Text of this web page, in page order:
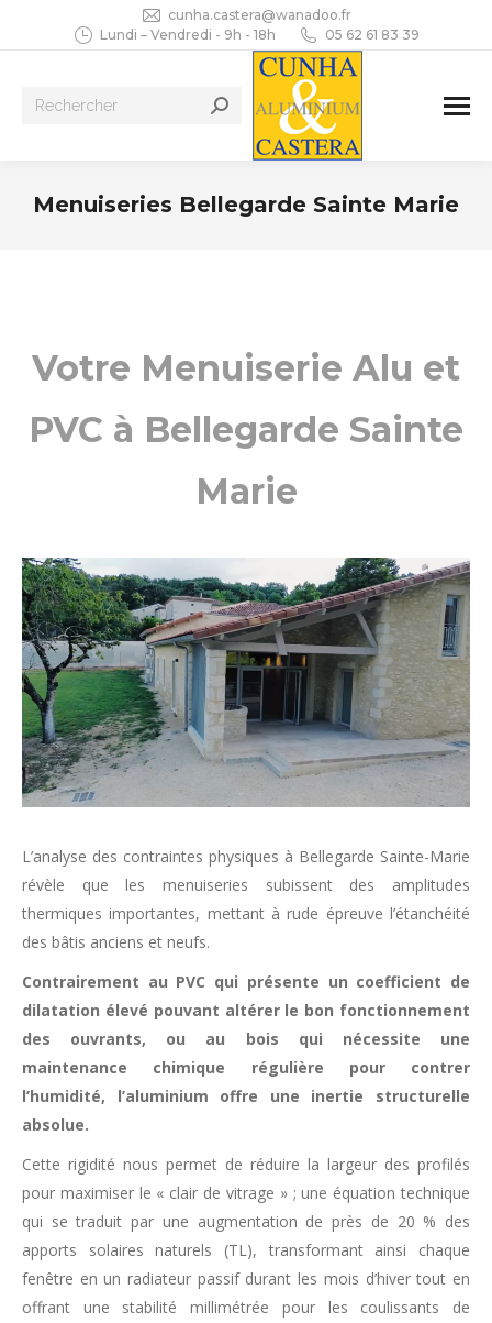
cunha.castera@wanadoo.fr
Lundi – Vendredi - 9h - 18h
05 62 61 83 39
Recherche
Menuiseries Bellegarde Sainte Marie
Votre Menuiserie Alu et
PVC à Bellegarde Sainte
Marie
L’analyse des contraintes physiques à Bellegarde Sainte-Marie
révèle que les menuiseries subissent des amplitudes
thermiques importantes, mettant à rude épreuve l’étanchéité
des bâtis anciens et neufs.
Contrairement au PVC qui présente un coefficient de
dilatation élevé pouvant altérer le bon fonctionnement
des ouvrants, ou au bois qui nécessite une
maintenance chimique régulière pour contrer
l’humidité, l’aluminium offre une inertie structurelle
absolue.
Cette rigidité nous permet de réduire la largeur des profilés
pour maximiser le « clair de vitrage » ; une équation technique
qui se traduit par une augmentation de près de 20 % des
apports solaires naturels (TL​), transformant ainsi chaque
fenêtre en un radiateur passif durant les mois d’hiver tout en
offrant une stabilité millimétrée pour les coulissants de